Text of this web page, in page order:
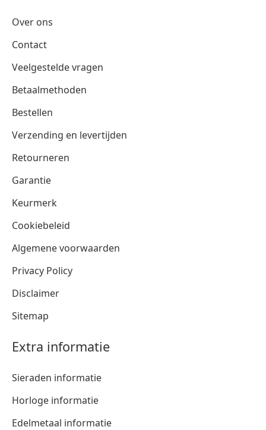
Over ons
Contact
Veelgestelde vragen
Betaalmethoden
Bestellen
Verzending en levertijden
Retourneren
Garantie
Keurmerk
Cookiebeleid
Algemene voorwaarden
Privacy Policy
Disclaimer
Sitemap
Extra informatie
Sieraden informatie
Horloge informatie
Edelmetaal informatie